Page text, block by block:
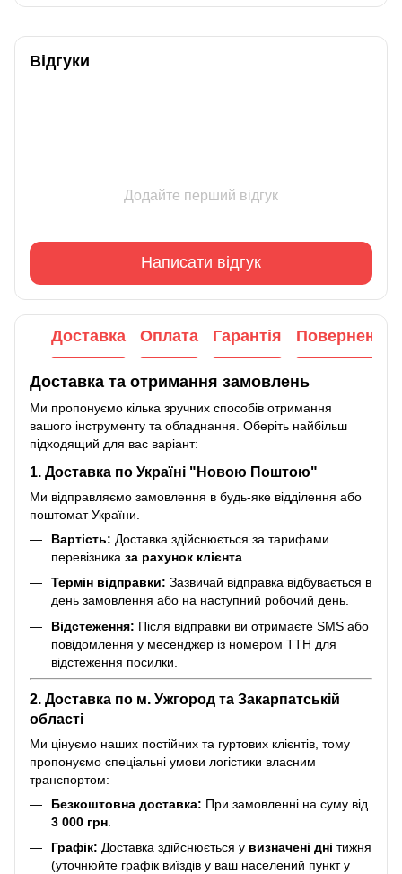
Відгуки
Додайте перший відгук
Написати відгук
Доставка Оплата Гарантія Повернення
Доставка та отримання замовлень
Ми пропонуємо кілька зручних способів отримання
вашого інструменту та обладнання. Оберіть найбільш
підходящий для вас варіант:
1. Доставка по Україні "Новою Поштою"
Ми відправляємо замовлення в будь-яке відділення або
поштомат України.
Вартість: Доставка здійснюється за тарифами
перевізника за рахунок клієнта
Термін відправки: Зазвичай відправка відбувається в
день замовлення або на наступний робочий день.
Відстеження: Після відправки ви отримаєте SMS або
повідомлення у месенджер із номером ТТН для
відстеження посилки.
2. Доставка по м. Ужгород та Закарпатській
області
Ми цінуємо наших постійних та гуртових клієнтів, тому
пропонуємо спеціальні умови логістики власним
транспортом:
Безкоштовна доставка: При замовленні на суму від
3 000 грн
Графік: Доставка здійснюється у визначені дні тижня
(уточнюйте графік виїздів у ваш населений пункт у